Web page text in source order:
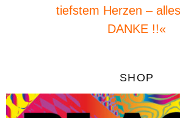
tiefstem Herzen –
DANKE !!«
SHOP